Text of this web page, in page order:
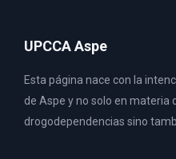
UPCCA Aspe
Esta página nace con la
de Aspe y no solo en materia
drogodependencias sino